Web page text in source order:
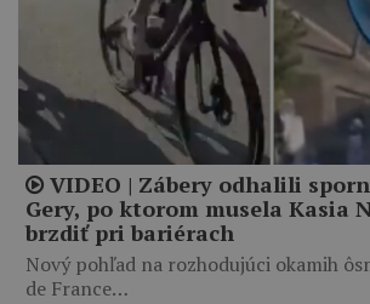
VIDEO | Zábery odhalili
Gery, po ktorom musela Kasia
brzdiť pri bariérach
Nový pohľad na rozhodujúci okamih
de France…